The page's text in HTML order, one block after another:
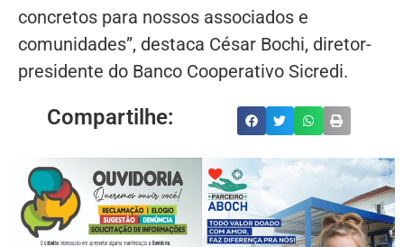
concretos para nossos associados e
comunidades”, destaca César Bochi, diretor-
presidente do Banco Cooperativo Sicredi.
Compartilhe: